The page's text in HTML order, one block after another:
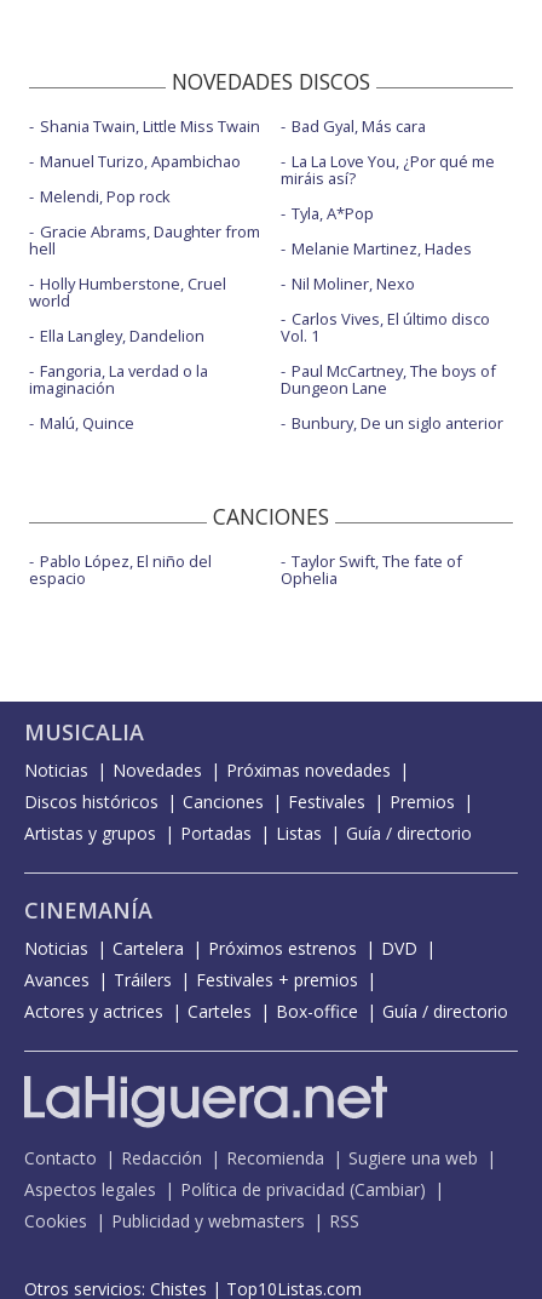
NOVEDADES DISCOS
Shania Twain, Little Miss Twain
Manuel Turizo, Apambichao
Melendi, Pop rock
Gracie Abrams, Daughter from
hell
Holly Humberstone, Cruel
world
Ella Langley, Dandelion
Fangoria, La verdad o la
imaginación
Malú, Quince
Bad Gyal, Más cara
La La Love You, ¿Por qué me
miráis así?
Tyla, A*Pop
Melanie Martinez, Hades
Nil Moliner, Nexo
Carlos Vives, El último disco
Vol. 1
Paul McCartney, The boys of
Dungeon Lane
Bunbury, De un siglo anterior
CANCIONES
Pablo López, El niño del
espacio
Taylor Swift, The fate of
Ophelia
MUSICALIA
Noticias Novedades
Próximas novedades
Discos históricos
Canciones Festivales
Premios
Artistas y grupos
Portadas Listas Guía / directorio
CINEMANÍA
Noticias Cartelera Próximos estrenos
DVD
Avances
Tráilers
Festivales + premios
Actores y actrices
Carteles Box-office Guía / directorio
Contacto Redacción Recomienda
Sugiere una web
Aspectos legales
Política de privacidad (Cambiar)
Cookies
Publicidad y webmasters RSS
Otros servicios: Chistes | Top10Listas.com